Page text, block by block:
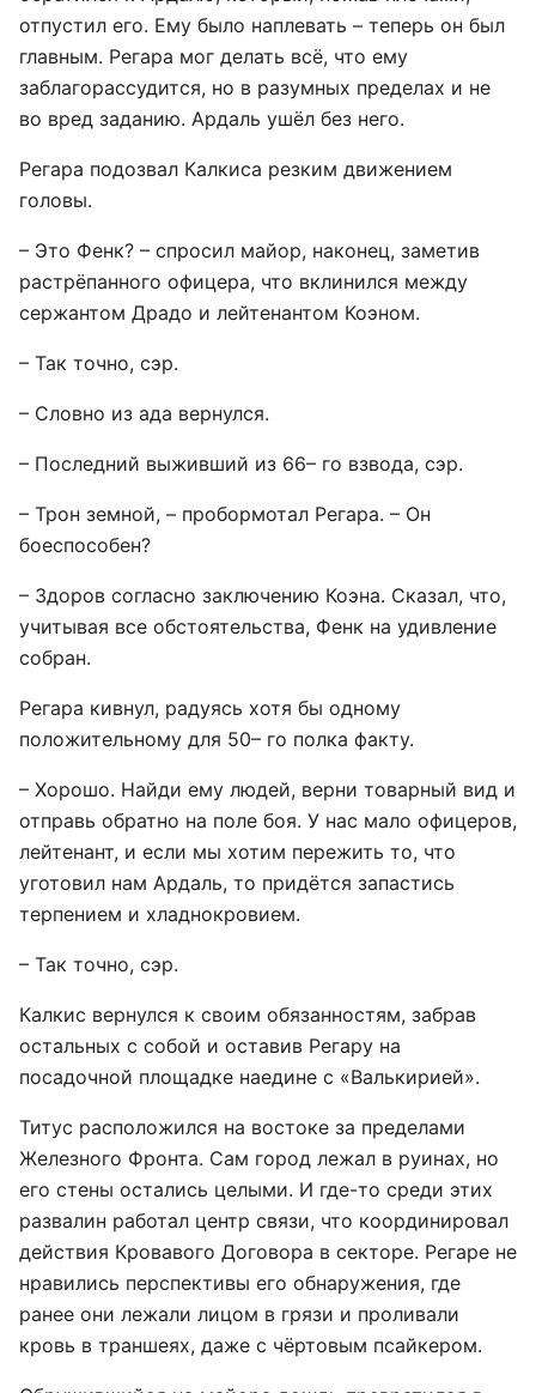
отпустил его. Ему было наплевать – теперь он был
главным. Регара мог делать всё, что ему
заблагорассудится, но в разумных пределах и не
во вред заданию. Ардаль ушёл без него.
Регара подозвал Калкиса резким движением
головы.
– Это Фенк? – спросил майор, наконец, заметив
растрёпанного офицера, что вклинился между
сержантом Драдо и лейтенантом Коэном.
– Так точно, сэр.
– Словно из ада вернулся.
– Последний выживший из 66– го взвода, сэр.
– Трон земной, – пробормотал Регара. – Он
боеспособен?
– Здоров согласно заключению Коэна. Сказал, что,
учитывая все обстоятельства, Фенк на удивление
собран.
Регара кивнул, радуясь хотя бы одному
положительному для 50– го полка факту.
– Хорошо. Найди ему людей, верни товарный вид и
отправь обратно на поле боя. У нас мало офицеров,
лейтенант, и если мы хотим пережить то, что
уготовил нам Ардаль, то придётся запастись
терпением и хладнокровием.
– Так точно, сэр.
Калкис вернулся к своим обязанностям, забрав
остальных с собой и оставив Регару на
посадочной площадке наедине с «Валькирией».
Титус расположился на востоке за пределами
Железного Фронта. Сам город лежал в руинах, но
его стены остались целыми. И где-то среди этих
развалин работал центр связи, что координировал
действия Кровавого Договора в секторе. Регаре не
нравились перспективы его обнаружения, где
ранее они лежали лицом в грязи и проливали
кровь в траншеях, даже с чёртовым псайкером.